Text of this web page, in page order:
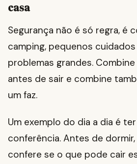
casa
Segurança não é só regra, é
camping, pequenos
problemas grandes.
antes de sair e combine
um faz.
Um exemplo do dia a dia é
conferência. Antes de
confere se o que pode cair